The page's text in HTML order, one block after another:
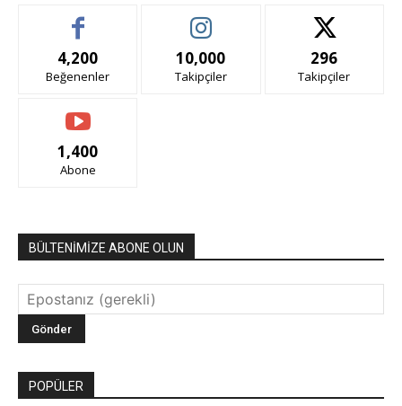
4,200
Beğenenler
10,000
Takipçiler
296
Takipçiler
1,400
Abone
BÜLTENİMİZE ABONE OLUN
POPÜLER